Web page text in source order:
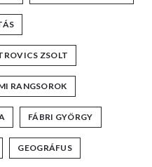
ZSOLT
RANGSOROK
FÁBRI GYÖRGY
GEOGRÁFUS